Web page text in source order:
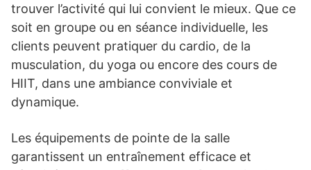
trouver l’activité qui lui convient le mieux. Que ce
soit en groupe ou en séance individuelle, les
clients peuvent pratiquer du cardio, de la
musculation, du yoga ou encore des cours de
HIIT, dans une ambiance conviviale et
dynamique.
Les équipements de pointe de la salle
garantissent un entraînement efficace et